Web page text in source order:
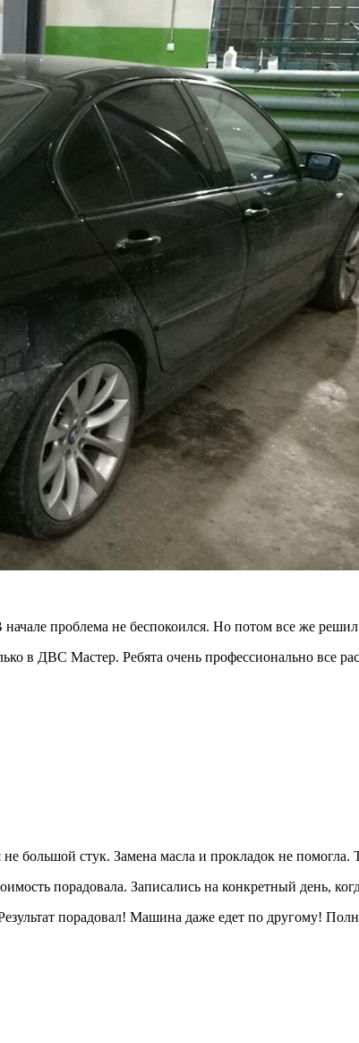
проблема не беспокоился. Но потом все же решил
в ДВС Мастер. Ребята очень профессионально все
стук. Замена масла и прокладок не помогла.
порадовала. Записались на конкретный день,
порадовал! Машина даже едет по другому!